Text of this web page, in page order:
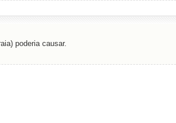
poderia causar.